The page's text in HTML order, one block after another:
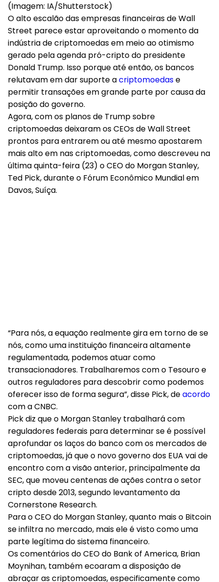
(Imagem: IA/Shutterstock)
O alto escalão das empresas financeiras de Wall
Street parece estar aproveitando o momento da
indústria de criptomoedas em meio ao otimismo
gerado pela agenda pró-cripto do presidente
Donald Trump. Isso porque até então, os bancos
relutavam em dar suporte acriptomoedase
permitir transações em grande parte por causa da
posição do governo.
Agora, com os planos de Trump sobre
criptomoedas deixaram os CEOs de Wall Street
prontos para entrarem ou até mesmo apostarem
mais alto em nas criptomoedas, como descreveu na
última quinta-feira (23) o CEO do Morgan Stanley,
Ted Pick, durante o Fórum Econômico Mundial em
Davos, Suíça.
“Para nós, a equação realmente gira em torno de se
nós, como uma instituição financeira altamente
regulamentada, podemos atuar como
transacionadores. Trabalharemos com o Tesouro e
outros reguladores para descobrir como podemos
oferecer isso de forma segura”, disse Pick, deacordo
com a CNBC.
Pick diz que o Morgan Stanley trabalhará com
reguladores federais para determinar se é possível
aprofundar os laços do banco com os mercados de
criptomoedas, já que o novo governo dos EUA vai de
encontro com a visão anterior, principalmente da
SEC, que moveu centenas de ações contra o setor
cripto desde 2013, segundo levantamento da
Cornerstone Research.
Para o CEO do Morgan Stanley, quanto mais o Bitcoin
se infiltra no mercado, mais ele é visto como uma
parte legítima do sistema financeiro.
Os comentários do CEO do Bank of America, Brian
Moynihan, também ecoaram a disposição de
abraçar as criptomoedas, especificamente como